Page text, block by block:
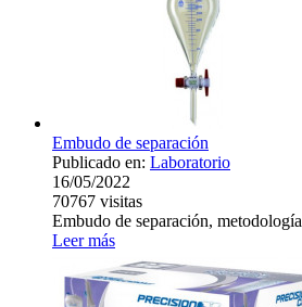
Embudo de separación
Publicado en: Laboratorio
16/05/2022
70767 visitas
Embudo de separación,
Leer más